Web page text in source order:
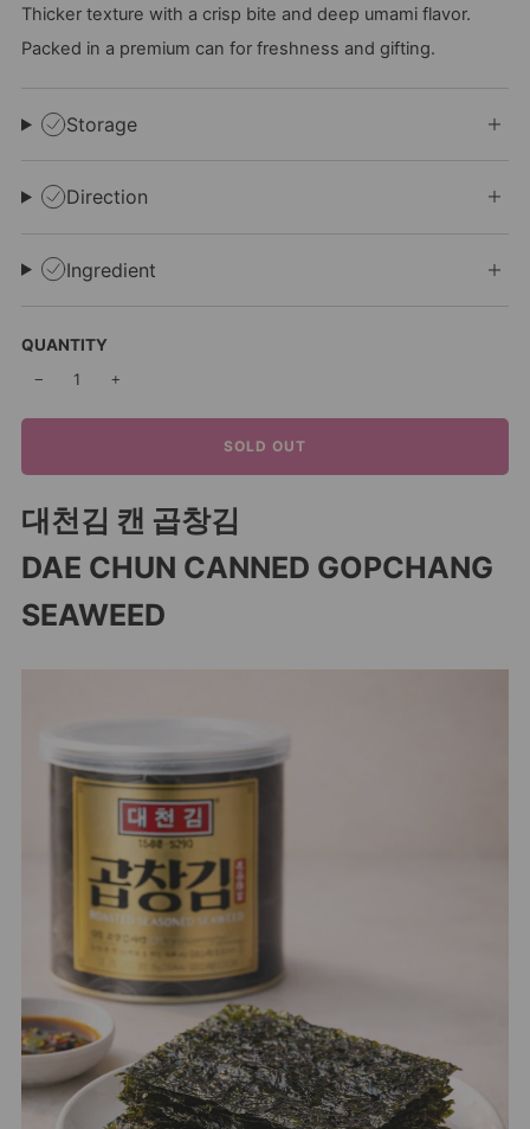
Thicker texture with a crisp bite and deep umami flavor.
Packed in a premium can for freshness and gifting.
Storage
Direction
Ingredient
QUANTITY
− +
SOLD OUT
대천김 캔 곱창김
DAE CHUN CANNED GOPCHANG
SEAWEED